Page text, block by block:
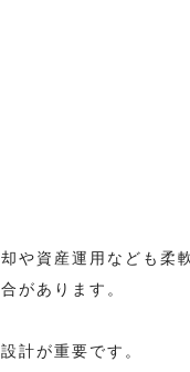
や資産運用なども柔
があります。
計が重要です。